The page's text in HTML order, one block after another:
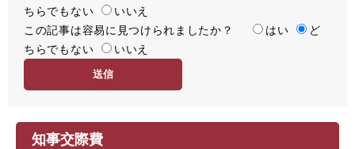
足
度
ちらでもない
いいえ
容
易
この記事は容易に見つけられましたか？ はい
ど
ちらでもない
いいえ
知事交際費